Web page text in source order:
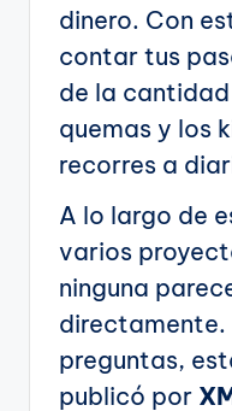
dinero. Con
contar tus
de la
quemas y los
recorres a
A lo largo de
varios
ninguna
directamente.
preguntas,
publicó por